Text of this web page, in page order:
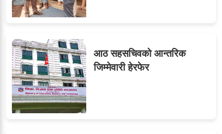
७
८जुनियरलाई दोहोरो जिम्मेवारी,
मन्त्रालयभित्र असन्तुष्टि
आठ सहसचिवको आन्तरिक
जिम्मेवारी हेरफेर